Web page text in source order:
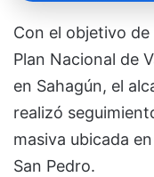
Con el objetivo
Plan Nacional de
en Sahagún, el
realizó
masiva ubicada
San Pedro.